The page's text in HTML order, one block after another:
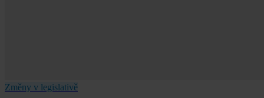
Změny v legislativě